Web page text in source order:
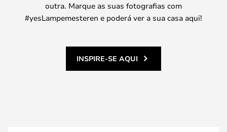
outra. Marque as suas fotografias com
#yesLampemesteren e poderá ver a sua casa aqui!
INSPIRE-SE AQUI